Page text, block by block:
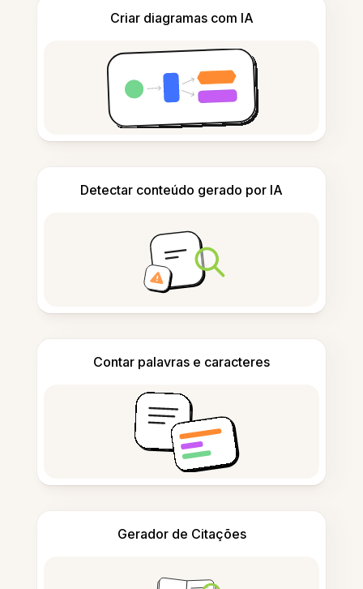
Criar diagramas com IA
Detectar conteúdo gerado por IA
Contar palavras e caracteres
Gerador de Citações